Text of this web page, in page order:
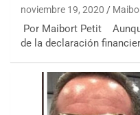
noviembre 19, 2020
Por Maibort Petit
de la declaración